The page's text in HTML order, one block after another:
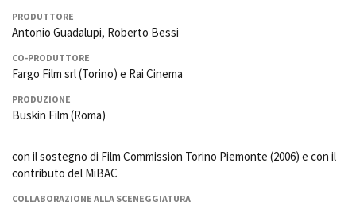
PRODUTTORE
Antonio Guadalupi, Roberto Bessi
CO-PRODUTTORE
Fargo Film srl (Torino) e Rai Cinema
PRODUZIONE
Buskin Film (Roma)
con il sostegno di Film Commission Torino Piemonte (2006) e con il
contributo del MiBAC
COLLABORAZIONE ALLA SCENEGGIATURA